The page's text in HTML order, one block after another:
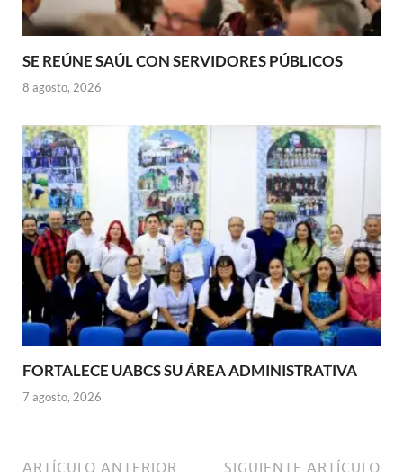
SE REÚNE SAÚL CON SERVIDORES PÚBLICOS
8 agosto, 2026
FORTALECE UABCS SU ÁREA ADMINISTRATIVA
7 agosto, 2026
ARTÍCULO ANTERIOR SIGUIENTE ARTÍCULO